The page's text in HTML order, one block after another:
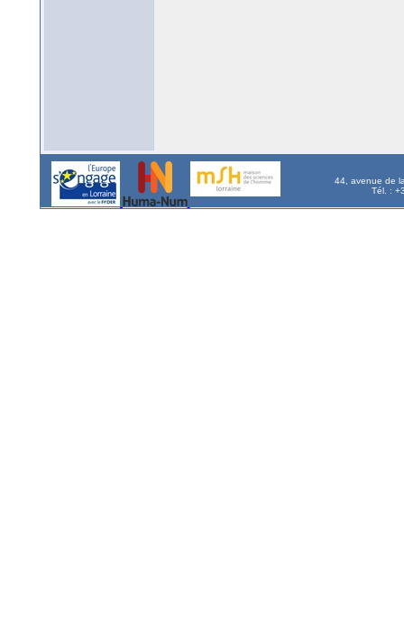
44, avenue de
Tél. :